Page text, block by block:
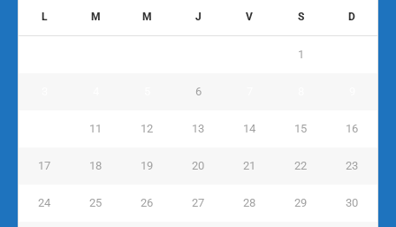
L M M J V S D
1
6
11 12 13 14 15 16
17 18 19 20 21 22 23
24 25 26 27 28 29 30